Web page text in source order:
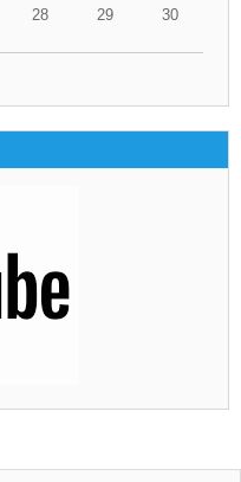
28 29
30